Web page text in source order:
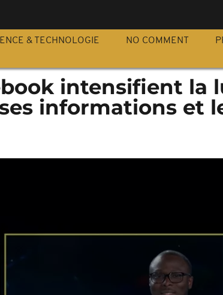
& TECHNOLOGIE NO COMMENT
intensifient la
informations et